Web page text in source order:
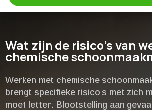
Wat zijn de risico’s van
chemische
Werken met chemische
brengt specifieke risico’s met zich
moet letten.​ Blootstelling aan